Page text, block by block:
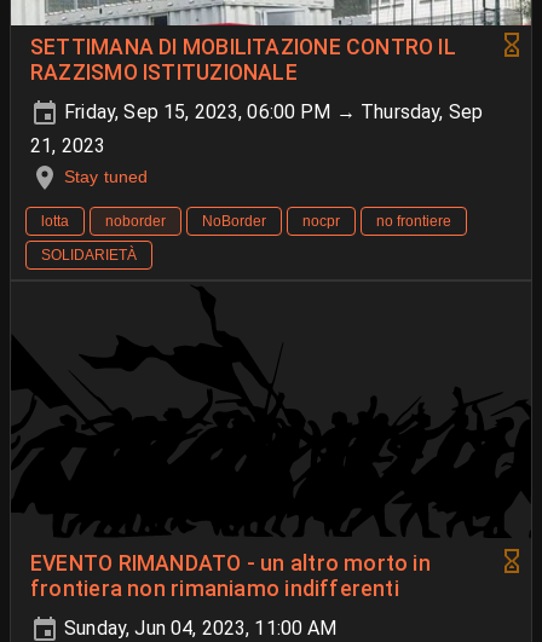
SETTIMANA DI MOBILITAZIONE CONTRO IL
RAZZISMO ISTITUZIONALE
Friday, Sep 15, 2023, 06:00 PM → Thursday, Sep
21, 2023
Stay tuned
lotta noborder NoBorder nocpr
no frontiere
SOLIDARIETÀ
EVENTO RIMANDATO - un altro morto in
frontiera non rimaniamo indifferenti
Sunday, Jun 04, 2023, 11:00 AM